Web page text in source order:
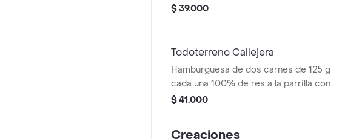
salsa bbq, queso mozzarella, lechuga,
$ 39.000
Todoterreno Callejera
Hamburguesa de dos carnes de 125 g
cada una 100% de res a la parrilla con
salsa bbq, tocineta, queso mozzarella,
$ 41.000
Creaciones